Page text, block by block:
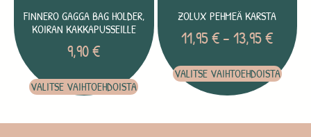
FINNERO GAGGA BAG HOLDER,
KOIRAN KAKKAPUSSEILLE
9,90€
VALITSE VAIHTOEHDOISTA
ZOLUX PEHMEÄ KARSTA
11,95€– 13,95€
VALITSE VAIHTOEHDOISTA